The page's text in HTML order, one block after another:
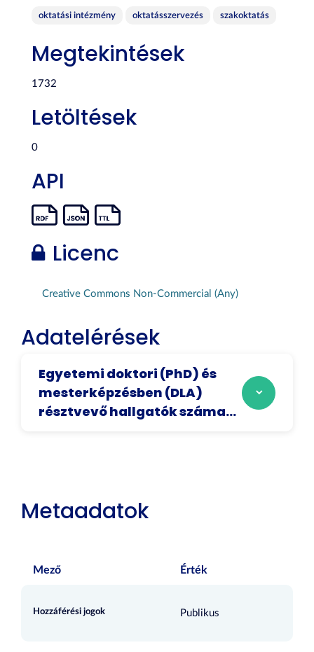
oktatási intézmény oktatásszervezés szakoktatás
Megtekintések
1732
Letöltések
0
API
Licenc
Creative Commons Non-Commercial (Any)
Adatelérések
Egyetemi doktori (PhD) és
mesterképzésben (DLA)
résztvevő hallgatók száma...
Metaadatok
Mező Érték
Hozzáférési jogok Publikus